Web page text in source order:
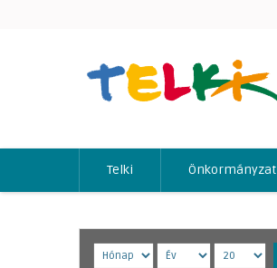
Telki Önkormányzat